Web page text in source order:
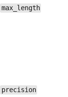
max_length
precision